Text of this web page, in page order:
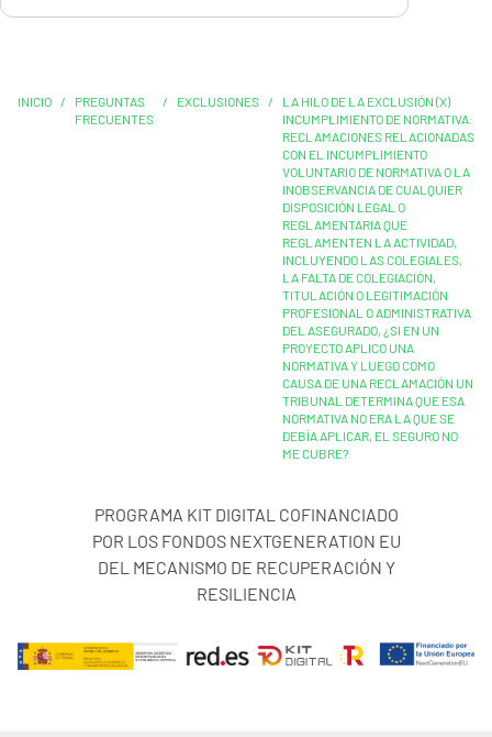
INICIO /
PREGUNTAS
FRECUENTES
/ EXCLUSIONES /
LA HILO DE LA EXCLUSIÓN (X)
INCUMPLIMIENTO DE NORMATIVA:
RECLAMACIONES RELACIONADAS
CON EL INCUMPLIMIENTO
VOLUNTARIO DE NORMATIVA O LA
INOBSERVANCIA DE CUALQUIER
DISPOSICIÓN LEGAL O
REGLAMENTARIA QUE
REGLAMENTEN LA ACTIVIDAD,
INCLUYENDO LAS COLEGIALES,
LA FALTA DE COLEGIACIÓN,
TITULACIÓN O LEGITIMACIÓN
PROFESIONAL O ADMINISTRATIVA
DEL ASEGURADO, ¿SI EN UN
PROYECTO APLICO UNA
NORMATIVA Y LUEGO COMO
CAUSA DE UNA RECLAMACIÓN UN
TRIBUNAL DETERMINA QUE ESA
NORMATIVA NO ERA LA QUE SE
DEBÍA APLICAR, EL SEGURO NO
ME CUBRE?
PROGRAMA KIT DIGITAL COFINANCIADO
POR LOS FONDOS NEXTGENERATION EU
DEL MECANISMO DE RECUPERACIÓN Y
RESILIENCIA